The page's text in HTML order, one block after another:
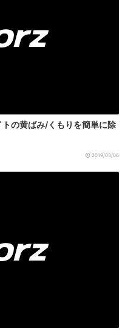
の黄ばみ/くもりを簡単に除
2019/03/06